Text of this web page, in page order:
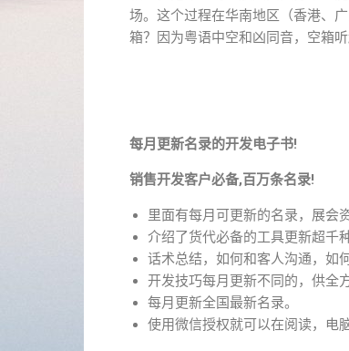
场。这个过程在华南地区（香港、
箱？因为粤语中空和凶同音，空箱
每月更新名录的开发电子书!
销售开发客户必备,百万条名录!
里面有每月可更新的名录，展会
介绍了货代必备的工具更新超千
话术总结，如何和客人沟通，如
开发技巧每月更新不同的，供全
每月更新全国最新名录。
使用微信授权就可以在阅读，电